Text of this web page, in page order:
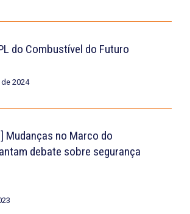
do Combustível do Futuro
2024
Mudanças no Marco do
debate sobre segurança